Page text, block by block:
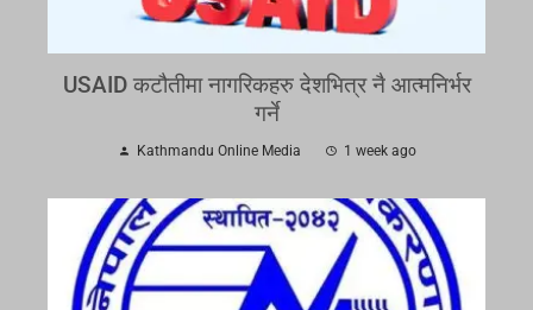
USAID कटौतीमा नागरिकहरु देशभित्र नै आत्मनिर्भर
गर्ने
Kathmandu Online Media 1 week ago